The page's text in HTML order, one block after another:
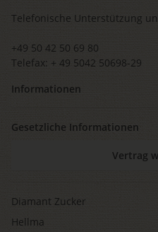
Telefonische Unterstützung
+49 50 42 50 69 80
Telefax: + 49 5042 50698-29
Informationen
Gesetzliche Informationen
Vertrag
Diamant Zucker
Hellma